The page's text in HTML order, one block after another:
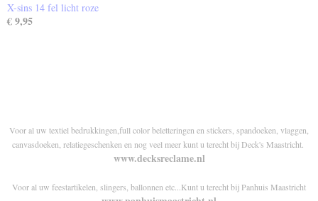
X-sins 14 fel licht roze
€ 9,95
Voor al uw textiel bedrukkingen,full color beletteringen en stickers, spandoeken, vlaggen,
canvasdoeken, relatiegeschenken en nog veel meer kunt u terecht bij Deck's Maastricht.
www.decksreclame.nl
Voor al uw feestartikelen, slingers, ballonnen etc...Kunt u terecht bij Panhuis Maastricht